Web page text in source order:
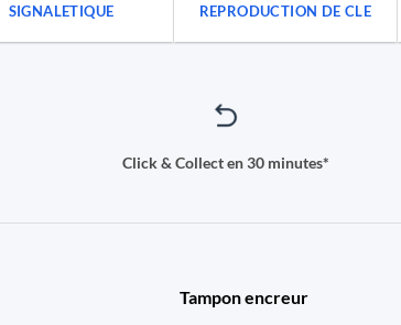
SIGNALETIQUE REPRODUCTION DE CLE
Click & Collect en 30 minutes*
Tampon encreur